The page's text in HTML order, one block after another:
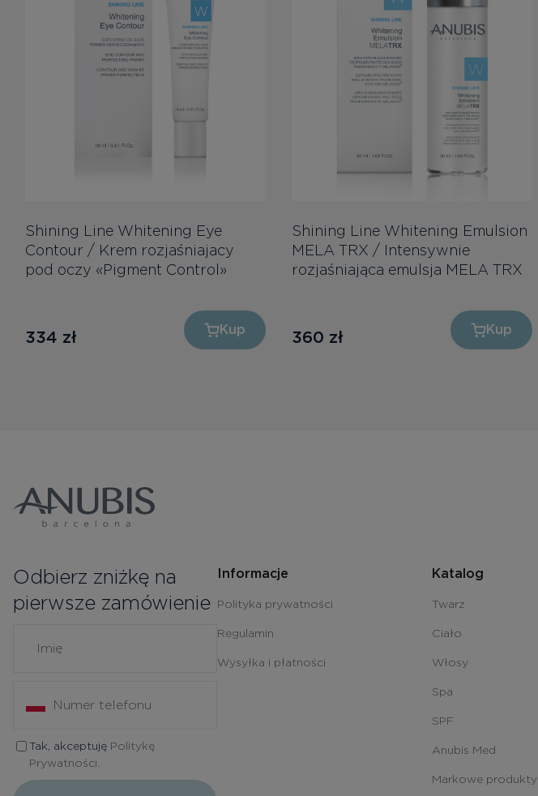
Shining Line Whitening Eye
Contour / Krem rozjaśniajacy
pod oczy «Pigment Control»
334 zł Kup
Shining Line Whitening Emulsion
MELA TRX / Intensywnie
rozjaśniająca emulsja MELA TRX
360 zł Kup
Odbierz zniżkę na
pierwsze zamówienie
Tak, akceptuję Politykę
Prywatności.
Informacje
Polityka prywatności
Regulamin
Wysyłka i płatności
Katalog
Twarz
Ciało
Włosy
Spa
SPF
Anubis Med
Markowe produkty